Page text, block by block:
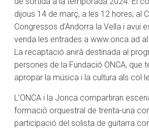
dijous 14 de març, a les 12 hores, al
Congressos d’Andorra la Vella i avui
venda les entrades a www.onca.ad
La recaptació anirà destinada al
persones de la Fundació ONCA, que
apropar la música i la cultura als
L’ONCA i la Jonca compartiran
formació orquestral de trenta-una
participació del solista de guitarra